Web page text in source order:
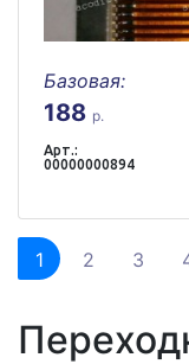
Базовая:
188 р.
Арт.:
00000000894
1 2 3